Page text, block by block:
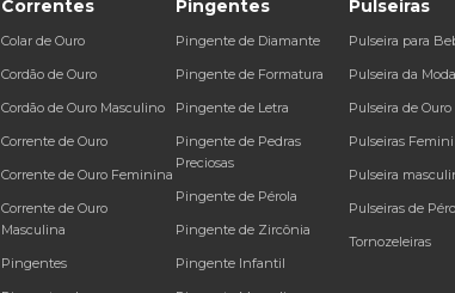
Correntes
Colar de Ouro
Cordão de Ouro
Cordão de Ouro Masculino
Corrente de Ouro
Corrente de Ouro Feminina
Corrente de Ouro
Masculina
Pingentes
Pingentes
Pingente de Diamante
Pingente de Formatura
Pingente de Letra
Pingente de Pedras
Preciosas
Pingente de Pérola
Pingente de Zircônia
Pingente Infantil
Pulseiras
Pulseira para
Pulseira da Moda
Pulseira de Ouro
Pulseiras
Pulseira
Pulseiras de
Tornozeleiras